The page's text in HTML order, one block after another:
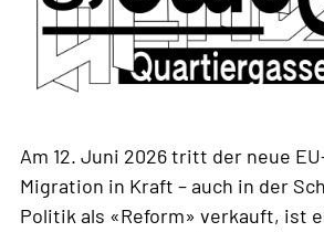
Am 12. Juni 2026 tritt der neue
Migration in Kraft – auch in der
Politik als «Reform» verkauft, ist